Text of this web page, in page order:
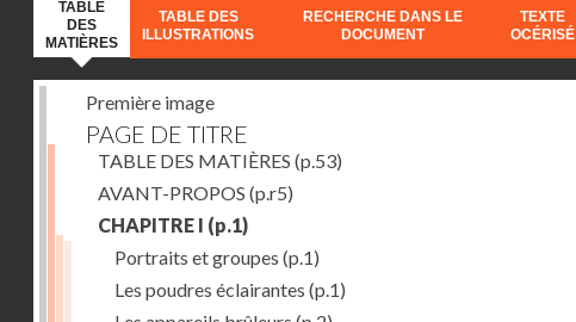
TABLE
DES
MATIÈRES
TABLE DES
ILLUSTRATIONS
RECHERCHE DANS LE
DOCUMENT
TEXTE
OCÉRISÉ
Première image
PAGE DE TITRE
TABLE DES MATIÈRES (p.53)
AVANT-PROPOS (p.r5)
CHAPITRE I (p.1)
Portraits et groupes (p.1)
Les poudres éclairantes (p.1)